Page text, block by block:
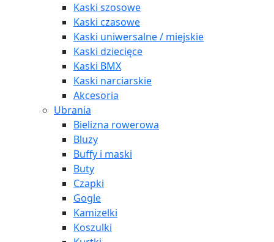
Kaski szosowe
Kaski czasowe
Kaski uniwersalne / miejskie
Kaski dziecięce
Kaski BMX
Kaski narciarskie
Akcesoria
Ubrania
Bielizna rowerowa
Bluzy
Buffy i maski
Buty
Czapki
Gogle
Kamizelki
Koszulki